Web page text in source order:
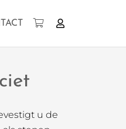
u de